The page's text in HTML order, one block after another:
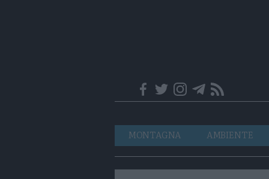
Navigazione
principale
MONTAGNA AMBIENTE